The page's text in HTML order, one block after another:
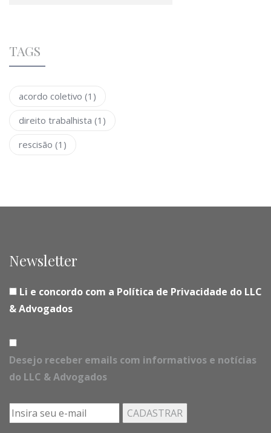
TAGS
acordo coletivo (1)
direito trabalhista (1)
rescisão (1)
Newsletter
Li e concordo com a Política de Privacidade do LLC
& Advogados
Desejo receber emails com informativos e notícias
do LLC & Advogados